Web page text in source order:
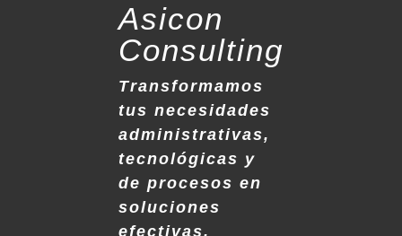
Asicon
Consulting
Transformamos
tus necesidades
administrativas,
tecnológicas y
de procesos en
soluciones
efectivas.